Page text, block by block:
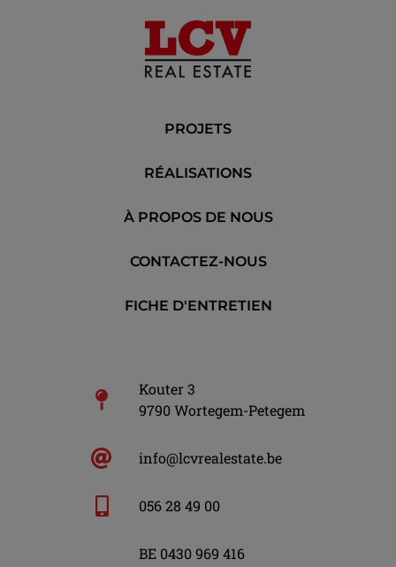
PROJETS
RÉALISATIONS
À PROPOS DE NOUS
CONTACTEZ-NOUS
FICHE D'ENTRETIEN
Kouter 3
9790 Wortegem-Petegem
info@lcvrealestate.be
056 28 49 00
BE 0430 969 416